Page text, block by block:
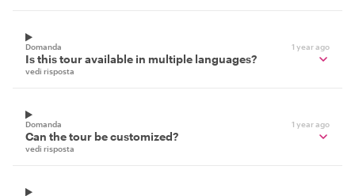
Domanda 1 year ago
Is this tour available in multiple languages?
vedi risposta
Domanda 1 year ago
Can the tour be customized?
vedi risposta